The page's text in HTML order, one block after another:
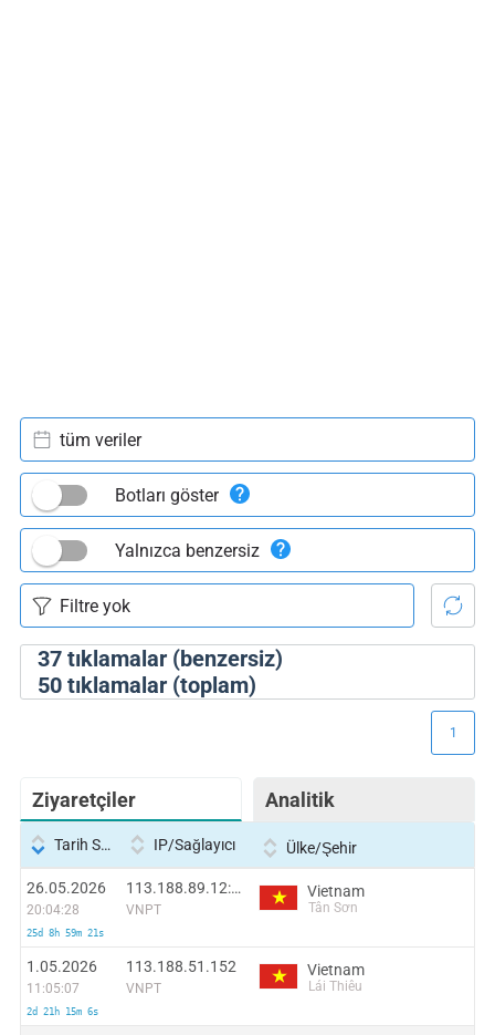
37tıklamalar (benzersiz)
50tıklamalar (toplam)
tüm veriler
Botları göster
Yalnızca benzersiz
Ziyaretçiler Analitik
1
Tarih Saati IP/Sağlayıcı Ülke/Şehir
26.05.2026
20:04:28
25d 8h 59m 21s
113.188.89.12:58030
VNPT
Vietnam
Tân Sơn
1.05.2026
11:05:07
2d 21h 15m 6s
113.188.51.152
VNPT
Vietnam
Lái Thiêu